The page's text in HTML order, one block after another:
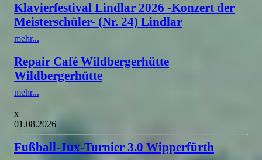
Klavierfestival Lindlar 2026 -Konzert der
Meisterschüler- (Nr. 24) Lindlar
mehr...
Repair Café Wildbergerhütte
Wildbergerhütte
mehr...
x
01.08.2026
Fußball-Jux-Turnier 3.0 Wipperfürth